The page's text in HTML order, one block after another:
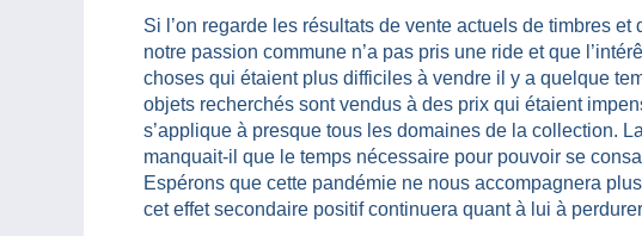
Si l’on regarde les résultats de vente actuels de timbres
notre passion commune n’a pas pris une ride et que
choses qui étaient plus difficiles à vendre il y a quelque
objets recherchés sont vendus à des prix qui étaient
s’applique à presque tous les domaines de la collection.
manquait-il que le temps nécessaire pour pouvoir se
Espérons que cette pandémie ne nous accompagnera
cet effet secondaire positif continuera quant à lui à